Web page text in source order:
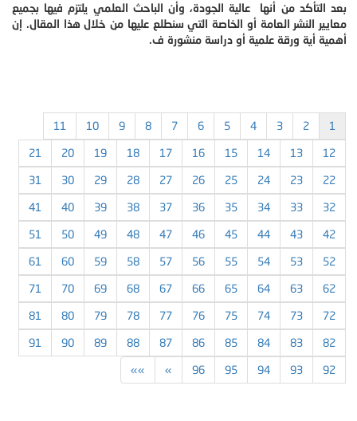
بعد التأكد من أنها عالية الجودة، وأن الباحث العلمي يلتزم فيها بجميع
معايير النشر العامة أو الخاصة التي سنطلع عليها من خلال هذا المقال. إن
أهمية أية ورقة علمية أو دراسة منشورة ف.
1
2
3
4
5
6
7
8
9
10
11
12
13
14
15
16
17
18
19
20
21
22
23
24
25
26
27
28
29
30
31
32
33
34
35
36
37
38
39
40
41
42
43
44
45
46
47
48
49
50
51
52
53
54
55
56
57
58
59
60
61
62
63
64
65
66
67
68
69
70
71
72
73
74
75
76
77
78
79
80
81
82
83
84
85
86
87
88
89
90
91
92
93
94
95
96
»
»»